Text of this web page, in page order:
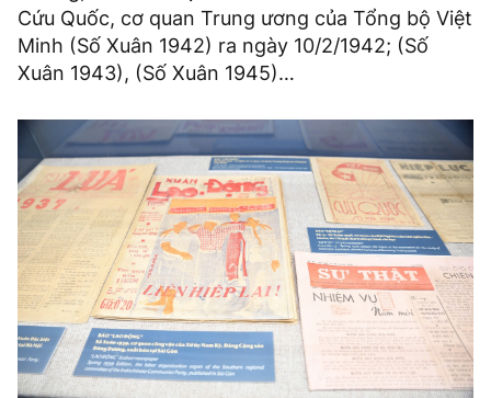
Cứu Quốc, cơ quan Trung ương của Tổng bộ Việt
Minh (Số Xuân 1942) ra ngày 10/2/1942; (Số
Xuân 1943), (Số Xuân 1945)…